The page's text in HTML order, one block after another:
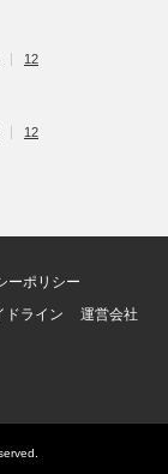
12
12
ーポリシー
ドライン
運営会社